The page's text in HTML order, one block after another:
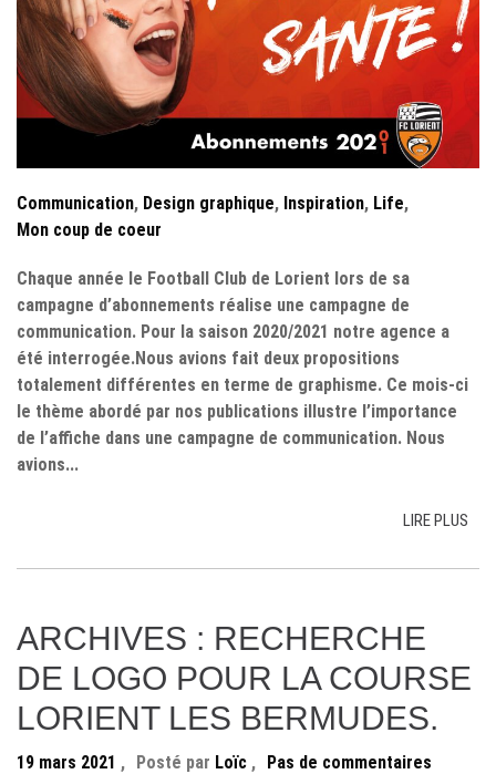
Communication, Design graphique, Inspiration, Life,
Mon coup de coeur
Chaque année le Football Club de Lorient lors de sa
campagne d’abonnements réalise une campagne de
communication. Pour la saison 2020/2021 notre agence a
été interrogée.Nous avions fait deux propositions
totalement différentes en terme de graphisme. Ce mois-ci
le thème abordé par nos publications illustre l’importance
de l’affiche dans une campagne de communication. Nous
avions...
LIRE PLUS
ARCHIVES : RECHERCHE
DE LOGO POUR LA COURSE
LORIENT LES BERMUDES.
19 mars 2021 , Posté par Loïc , Pas de commentaires